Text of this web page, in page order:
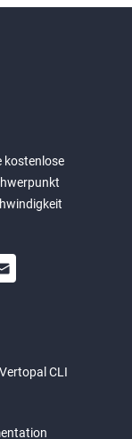
kostenlose
Vertopal CLI